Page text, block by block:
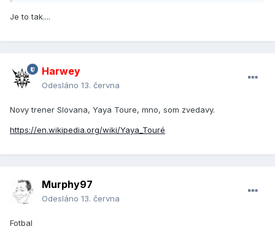
Je to tak....
Harwey
Odesláno 13. června
Novy trener Slovana, Yaya Toure, mno, som zvedavy.
https://en.wikipedia.org/wiki/Yaya_Touré
Murphy97
Odesláno 13. června
Fotbal